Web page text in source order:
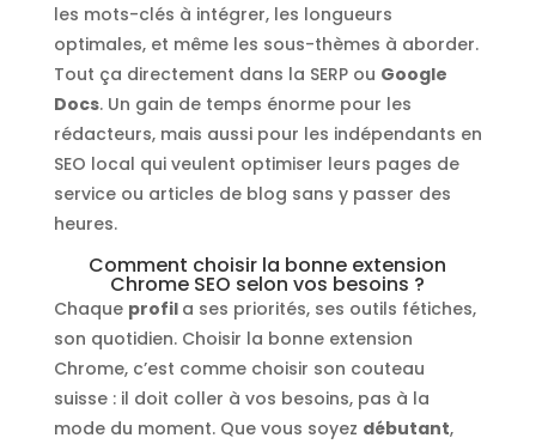
les mots-clés à intégrer, les longueurs
optimales, et même les sous-thèmes à aborder.
Tout ça directement dans la SERP ou Google
Docs. Un gain de temps énorme pour les
rédacteurs, mais aussi pour les indépendants en
SEO local qui veulent optimiser leurs pages de
service ou articles de blog sans y passer des
heures.
Comment choisir la bonne extension
Chrome SEO selon vos besoins ?
Chaque profil a ses priorités, ses outils fétiches,
son quotidien. Choisir la bonne extension
Chrome, c’est comme choisir son couteau
suisse : il doit coller à vos besoins, pas à la
mode du moment. Que vous soyez débutant,